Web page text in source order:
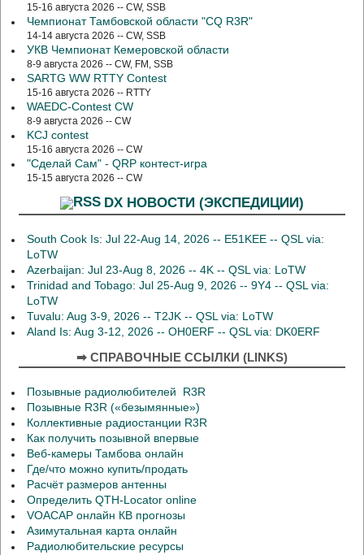
15-16 августа 2026 -- CW, SSB
Чемпионат Тамбовской области "CQ R3R"
14-14 августа 2026 -- CW, SSB
УКВ Чемпионат Кемеровской области
8-9 августа 2026 -- CW, FM, SSB
SARTG WW RTTY Contest
15-16 августа 2026 -- RTTY
WAEDC-Contest CW
8-9 августа 2026 -- CW
KCJ contest
15-16 августа 2026 -- CW
"Сделай Сам" - QRP контест-игра
15-15 августа 2026 -- CW
DX НОВОСТИ (ЭКСПЕДИЦИИ)
South Cook Is: Jul 22-Aug 14, 2026 -- E51KEE -- QSL via:
LoTW
Azerbaijan: Jul 23-Aug 8, 2026 -- 4K -- QSL via: LoTW
Trinidad and Tobago: Jul 25-Aug 9, 2026 -- 9Y4 -- QSL via:
LoTW
Tuvalu: Aug 3-9, 2026 -- T2JK -- QSL via: LoTW
Aland Is: Aug 3-12, 2026 -- OH0ERF -- QSL via: DK0ERF
➡ СПРАВОЧНЫЕ ССЫЛКИ (LINKS)
Позывные радиолюбителей R3R
Позывные R3R («безымянные»)
Коллективные радиостанции R3R
Как получить позывной впервые
Веб-камеры Тамбова онлайн
Где/что можно купить/продать
Расчёт размеров антенны
Определить QTH-Locator online
VOACAP онлайн КВ прогнозы
Азимутальная карта онлайн
Радиолюбительские ресурсы